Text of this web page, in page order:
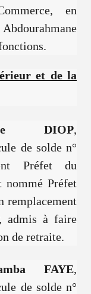
en
et de la
DIOP,
de solde n°
Préfet du
nommé Préfet
remplacement
admis à faire
de retraite.
FAYE,
de solde n°